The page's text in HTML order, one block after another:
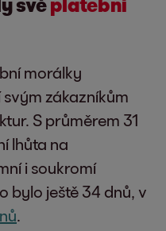
morálky
zákazníkům
S průměrem 31
lhůta na
i soukromí
bylo ještě 34 dnů, v